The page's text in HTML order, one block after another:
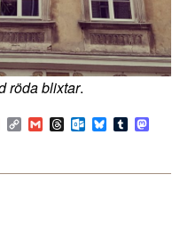
röda blixtar.
BloggerCopy
Link
GmailThreadsOutlook.com
BlueskyTumblr